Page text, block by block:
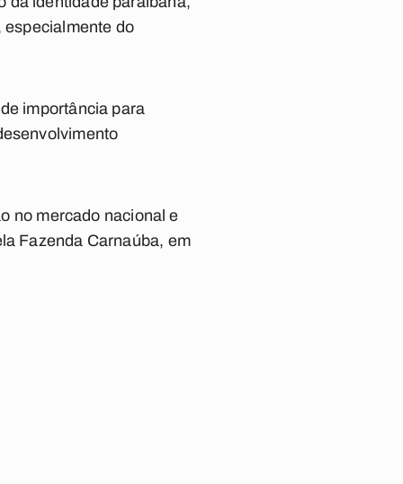
especialmente do
importância para
no mercado nacional e
Fazenda Carnaúba, em